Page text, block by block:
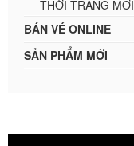
THỜI TRANG MỚI
BÁN VÉ ONLINE
SẢN PHẨM MỚI